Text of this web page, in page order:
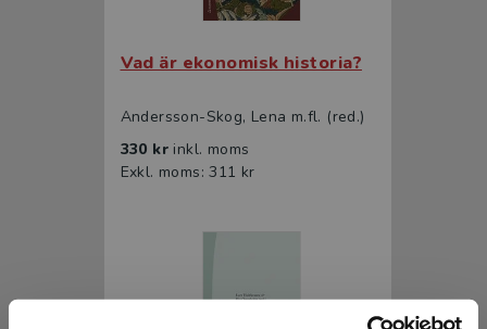
Vad är ekonomisk historia?
Andersson-Skog, Lena m.fl. (red.)
330 kr inkl. moms
Exkl. moms: 311 kr